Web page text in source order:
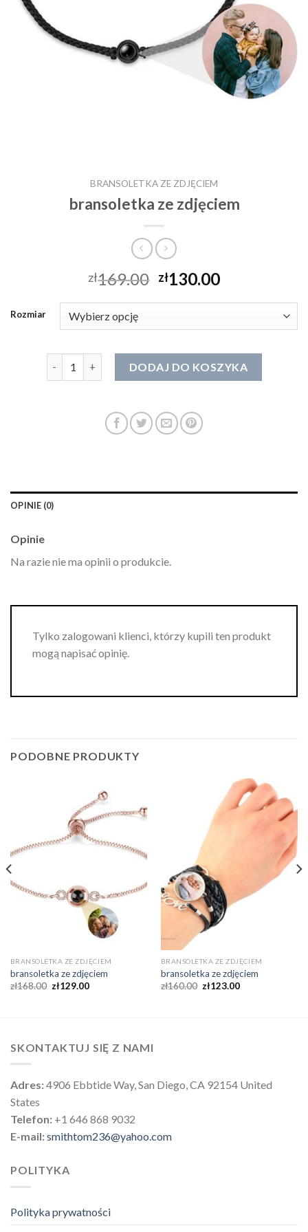
BRANSOLETKA ZE ZDJĘCIEM
bransoletka ze zdjęciem
zł169.00 zł130.00
Rozmiar
DODAJ DO KOSZYKA
OPINIE (0)
Opinie
Na razie nie ma opinii o produkcie.
Tylko zalogowani klienci, którzy kupili ten produkt
mogą napisać opinię.
PODOBNE PRODUKTY
BRANSOLETKA ZE ZDJĘCIEM
bransoletka ze zdjęciem
zł168.00 zł129.00
BRANSOLETKA ZE ZDJĘCIEM
bransoletka ze zdjęciem
zł160.00 zł123.00
SKONTAKTUJ SIĘ Z NAMI
Adres:4906 Ebbtide Way, San Diego, CA 92154 United
States
Telefon: +1 646 868 9032
E-mail:smithtom236@yahoo.com
POLITYKA
Polityka prywatności